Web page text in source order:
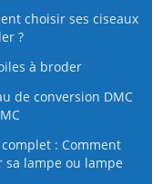
choisir ses ciseaux
?
à broder
de conversion DMC
: Comment
sa lampe ou lampe